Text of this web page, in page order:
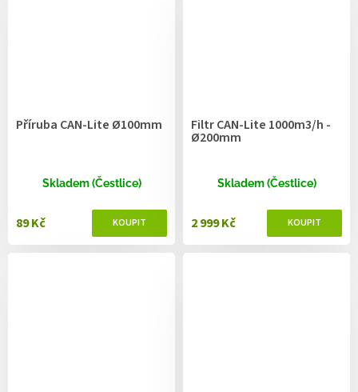
Příruba CAN-Lite Ø100mm
Skladem (Čestlice)
89 Kč
Filtr CAN-Lite 1000m3/h -
Ø200mm
Skladem (Čestlice)
2 999 Kč